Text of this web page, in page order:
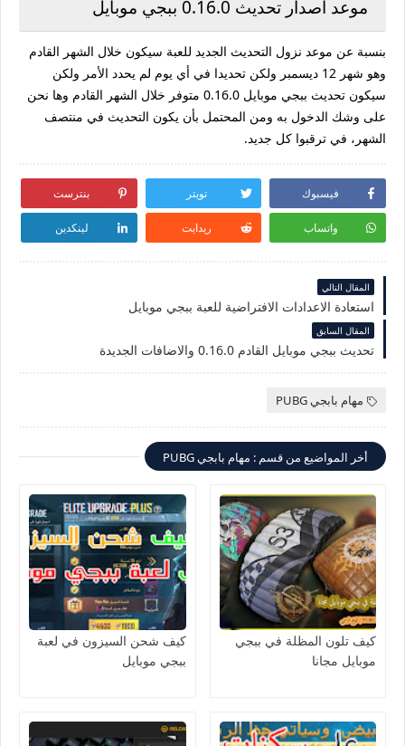
موعد اصدار تحديث 0.16.0 ببجي موبايل
بنسبة عن موعد نزول التحديث الجديد للعبة سيكون خلال الشهر القادم
وهو شهر 12 ديسمبر ولكن تحديدا في أي يوم لم يحدد الأمر ولكن
سيكون تحديث ببجي موبايل 0.16.0 متوفر خلال الشهر القادم وها نحن
على وشك الدخول به ومن المحتمل بأن يكون التحديث في منتصف
الشهر، في ترقبوا كل جديد.
فيسبوك تويتر بنترست
واتساب ريدايت لينكدين
المقال التالي
استعادة الاعدادات الافتراضية للعبة ببجي موبايل
المقال السابق
تحديث ببجي موبايل القادم 0.16.0 والاضافات الجديدة
مهام بابجي PUBG
أخر المواضيع من قسم : مهام بابجي PUBG
كيف تلون المظلة في ببجي
موبايل مجانا
كيف شحن السيزون في لعبة
ببجي موبايل